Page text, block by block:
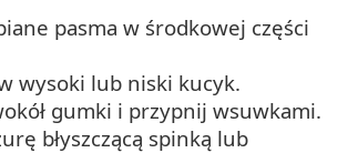
pasma w środkowej części
wysoki lub niski kucyk.
gumki i przypnij wsuwkami.
błyszczącą spinką lub